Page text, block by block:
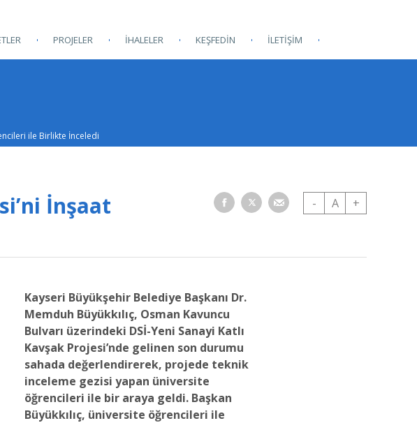
PROJELER İHALELER KEŞFEDİN İLETİŞİM
ile Birlikte İnceledi
İnşaat
- A +
Kayseri Büyükşehir Belediye Başkanı Dr.
Memduh Büyükkılıç, Osman Kavuncu
Bulvarı üzerindeki DSİ-Yeni Sanayi Katlı
Kavşak Projesi’nde gelinen son durumu
sahada değerlendirerek, projede teknik
inceleme gezisi yapan üniversite
öğrencileri ile bir araya geldi. Başkan
Büyükkılıç, üniversite öğrencileri ile